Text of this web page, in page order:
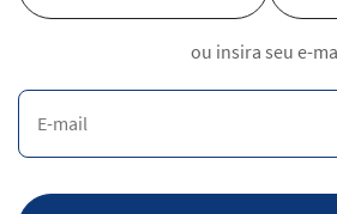
ou insira seu e-